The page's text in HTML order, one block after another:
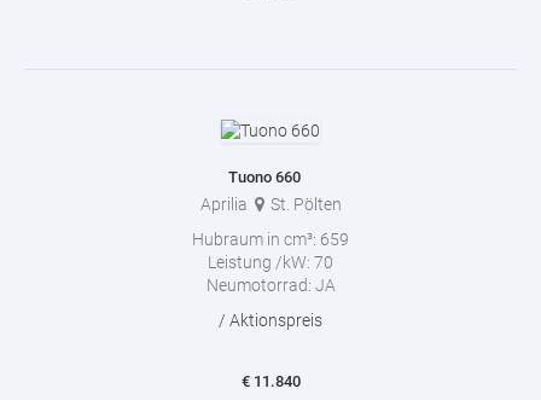
Tuono 660
Aprilia
St. Pölten
Hubraum in cm³: 659
Leistung /kW: 70
Neumotorrad: JA
/ Aktionspreis
€ 11.840